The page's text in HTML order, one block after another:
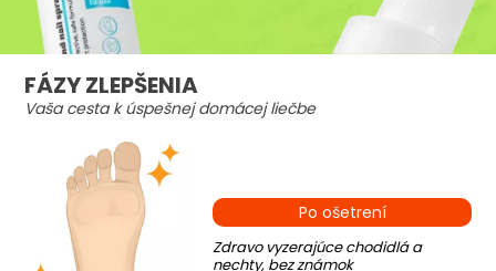
FÁZY ZLEPŠENIA
Vaša cesta k úspešnej domácej liečbe
Po ošetrení
Zdravo vyzerajúce chodidlá a
nechty, bez známok